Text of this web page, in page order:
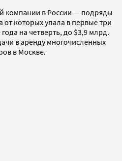
компании в России — подряды
от которых упала в первые три
на четверть, до $3,9 млрд.
в аренду многочисленных
в Москве.